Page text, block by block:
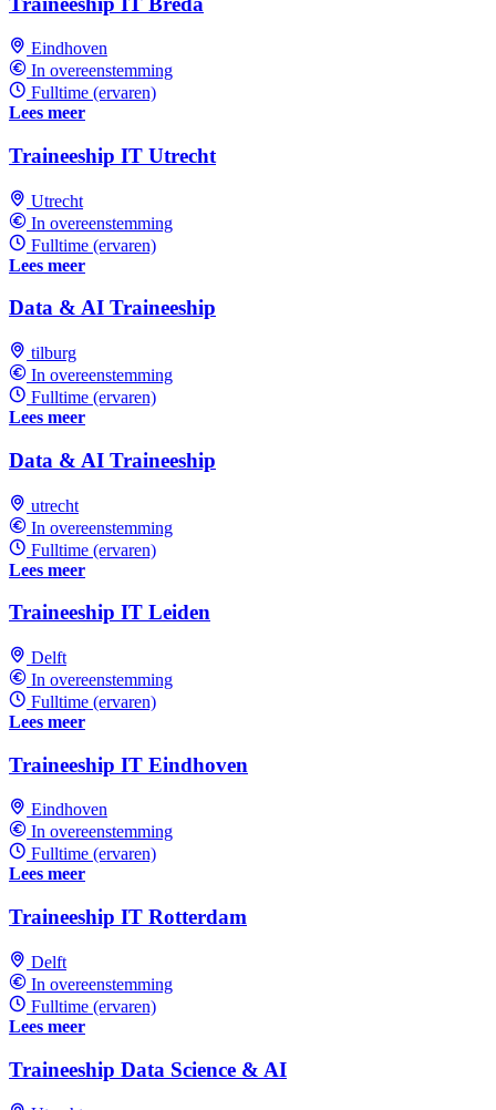
Eindhoven
In overeenstemming
Fulltime (ervaren)
Lees meer
Traineeship IT Utrecht
Utrecht
In overeenstemming
Fulltime (ervaren)
Lees meer
Data & AI Traineeship
tilburg
In overeenstemming
Fulltime (ervaren)
Lees meer
Data & AI Traineeship
utrecht
In overeenstemming
Fulltime (ervaren)
Lees meer
Traineeship IT Leiden
Delft
In overeenstemming
Fulltime (ervaren)
Lees meer
Traineeship IT Eindhoven
Eindhoven
In overeenstemming
Fulltime (ervaren)
Lees meer
Traineeship IT Rotterdam
Delft
In overeenstemming
Fulltime (ervaren)
Lees meer
Traineeship Data Science & AI